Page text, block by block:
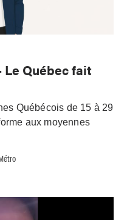
Le Québec fait
Québécois de 15 à 29
aux moyennes